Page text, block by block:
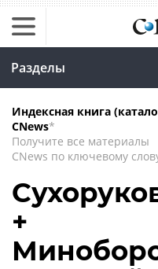
Разделы
Индексная книга
CNews*
Получите все материалы
CNews по ключевому
+